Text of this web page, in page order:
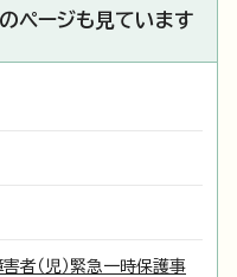
ページも見ています
者（児）緊急一時保護事